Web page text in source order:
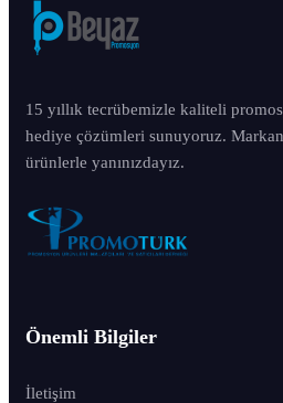
15 yıllık tecrübemizle kaliteli
hediye çözümleri sunuyoruz.
ürünlerle yanınızdayız.
Önemli Bilgiler
İletişim